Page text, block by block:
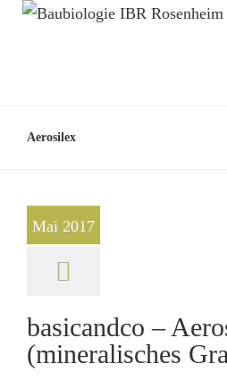
Aerosilex
Mai 2017
basicandco –
(mineralisches